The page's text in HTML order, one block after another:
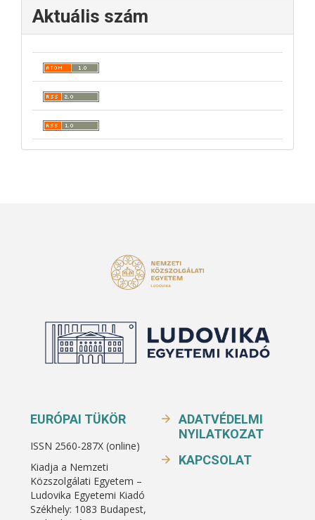
Aktuális szám
EURÓPAI TÜKÖR
ISSN 2560-287X (online)
Kiadja a Nemzeti
Közszolgálati Egyetem –
Ludovika Egyetemi Kiadó
Székhely: 1083 Budapest,
ADATVÉDELMI
NYILATKOZAT
KAPCSOLAT